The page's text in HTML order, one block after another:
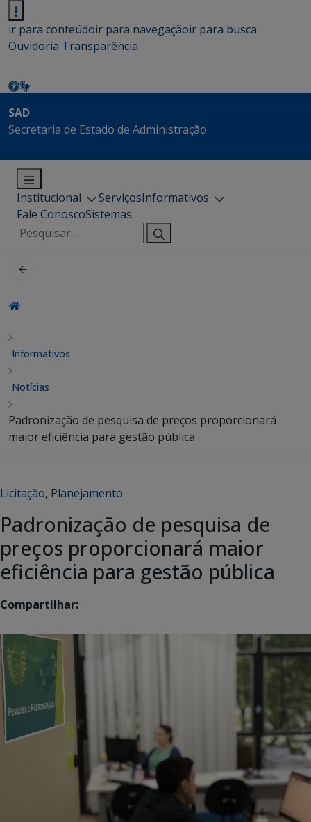
ir para conteúdoir para navegaçãoir para busca
Ouvidoria Transparência
SAD
Secretaria de Estado de Administração
Institucional ServiçosInformativos
Fale ConoscoSistemas
Pesquisar
por:
Informativos
Notícias
Padronização de pesquisa de preços proporcionará
maior eficiência para gestão pública
Licitação, Planejamento
Padronização de pesquisa de
preços proporcionará maior
eficiência para gestão pública
Compartilhar: